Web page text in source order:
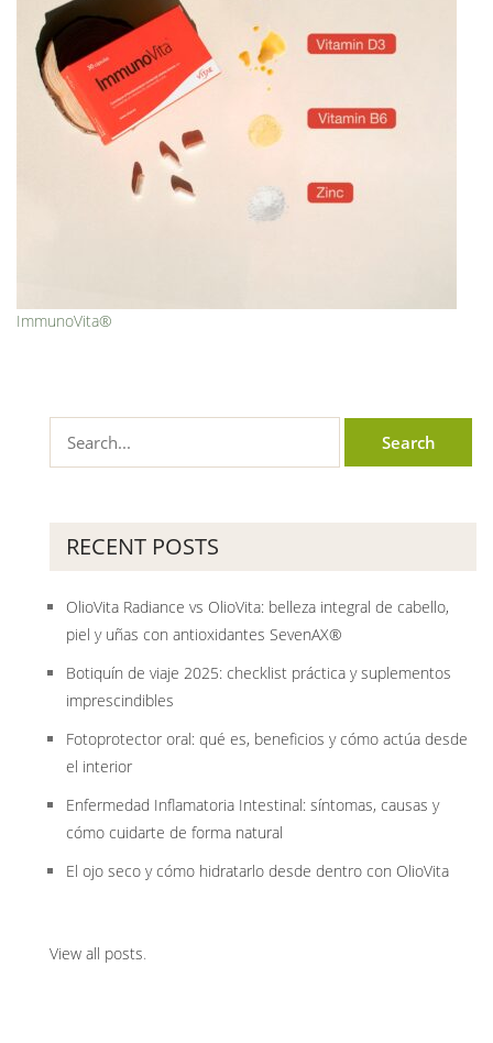
ImmunoVita®
RECENT POSTS
OlioVita Radiance vs OlioVita: belleza integral de cabello,
piel y uñas con antioxidantes SevenAX®
Botiquín de viaje 2025: checklist práctica y suplementos
imprescindibles
Fotoprotector oral: qué es, beneficios y cómo actúa desde
el interior
Enfermedad Inflamatoria Intestinal: síntomas, causas y
cómo cuidarte de forma natural
El ojo seco y cómo hidratarlo desde dentro con OlioVita
View all posts.